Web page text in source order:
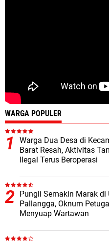
WARGA POPULER
Warga Dua Desa di
Barat Resah, Aktivitas
Ilegal Terus Beroperasi
Pungli Semakin Marak di
Pallangga, Oknum
Menyuap Wartawan